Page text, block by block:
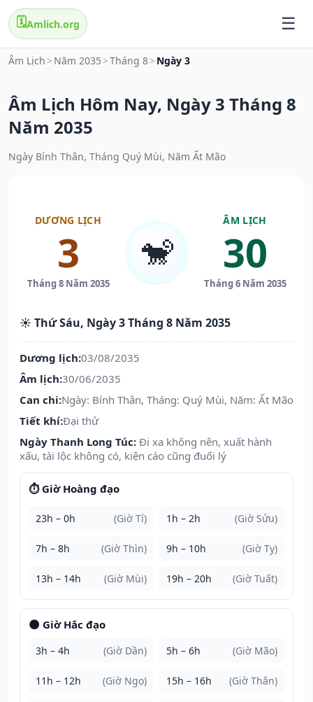
🗓️Amlich.org
Âm Lịch > Năm 2035 >Tháng 8> Ngày 3
Âm Lịch Hôm Nay, Ngày 3 Tháng 8
Năm 2035
Ngày Bính Thân, Tháng Quý Mùi, Năm Ất Mão
DƯƠNG LỊCH
3
Tháng 8 Năm 2035
🐒
ÂM LỊCH
30
Tháng 6 Năm 2035
☀️ Thứ Sáu, Ngày 3 Tháng 8 Năm 2035
Dương lịch:03/08/2035
Âm lịch:30/06/2035
Can chi:Ngày: Bính Thân, Tháng: Quý Mùi, Năm: Ất Mão
Tiết khí:Đại thử
Ngày Thanh Long Túc: Đi xa không nên, xuất hành
xấu, tài lộc không có, kiện cáo cũng đuối lý
⏱️ Giờ Hoàng đạo
23h – 0h (Giờ Tí) 1h – 2h (Giờ Sửu)
7h – 8h (Giờ Thìn) 9h – 10h (Giờ Tỵ)
13h – 14h (Giờ Mùi) 19h – 20h (Giờ Tuất)
🌑 Giờ Hắc đạo
3h – 4h (Giờ Dần) 5h – 6h (Giờ Mão)
11h – 12h (Giờ Ngọ) 15h – 16h (Giờ Thân)